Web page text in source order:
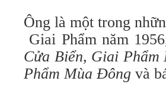
Ông là một trong
Giai Phẩm năm
Cửa Biển, Giai
Phẩm Mùa Đông và